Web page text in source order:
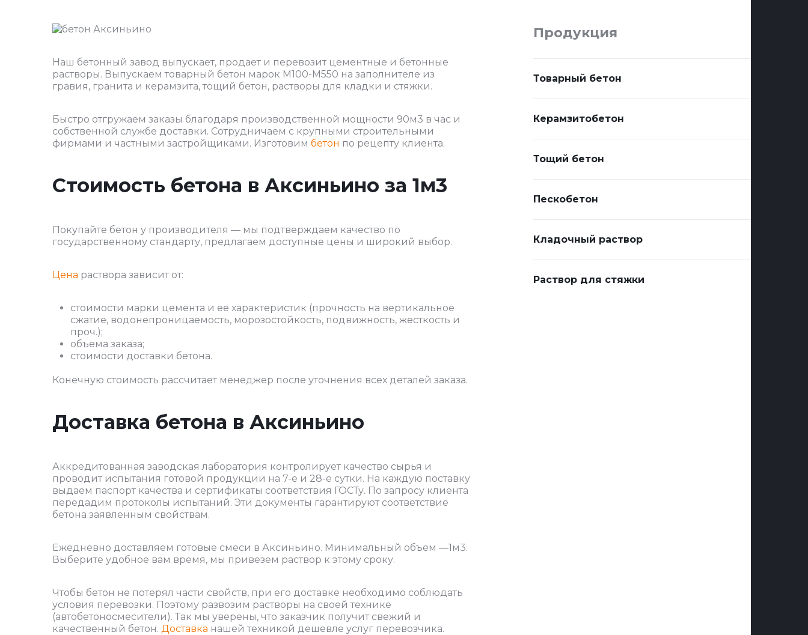
Наш бетонный завод выпускает, продает и перевозит цементные и бетонные
растворы. Выпускаем товарный бетон марок М100-М550 на заполнителе из
гравия, гранита и керамзита, тощий бетон, растворы для кладки и стяжки.
Быстро отгружаем заказы благодаря производственной мощности 90м3 в час и
собственной службе доставки. Сотрудничаем с крупными строительными
фирмами и частными застройщиками. Изготовим бетон по рецепту клиента.
Стоимость бетона в Аксиньино за 1м3
Покупайте бетон у производителя — мы подтверждаем качество по
государственному стандарту, предлагаем доступные цены и широкий выбор.
Цена раствора зависит от:
стоимости марки цемента и ее характеристик (прочность на вертикальное
сжатие, водонепроницаемость, морозостойкость, подвижность, жесткость и
проч.);
объема заказа;
стоимости доставки бетона.
Конечную стоимость рассчитает менеджер после уточнения всех деталей заказа.
Доставка бетона в Аксиньино
Аккредитованная заводская лаборатория контролирует качество сырья и
проводит испытания готовой продукции на 7-е и 28-е сутки. На каждую поставку
выдаем паспорт качества и сертификаты соответствия ГОСТу. По запросу клиента
передадим протоколы испытаний. Эти документы гарантируют соответствие
бетона заявленным свойствам.
Ежедневно доставляем готовые смеси в Аксиньино. Минимальный объем —1м3.
Выберите удобное вам время, мы привезем раствор к этому сроку.
Чтобы бетон не потерял части свойств, при его доставке необходимо соблюдать
условия перевозки. Поэтому развозим растворы на своей технике
(автобетоносмесители). Так мы уверены, что заказчик получит свежий и
качественный бетон. Доставка нашей техникой дешевле услуг перевозчика.
Продукция
Товарный бетон
Керамзитобетон
Тощий бетон
Пескобетон
Кладочный раствор
Раствор для стяжки